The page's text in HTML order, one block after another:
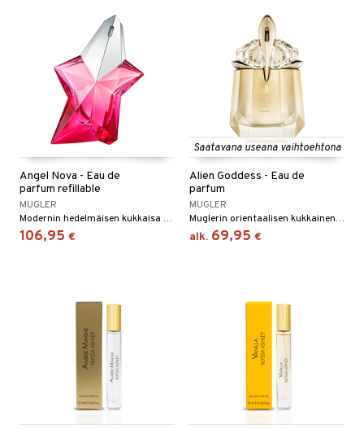
Angel Nova - Eau de
parfum refillable
MUGLER
Modernin hedelmäisen kukkaisa eau de parfum - Mugler
106,95 €
Saatavana useana vaihtoehtona
Alien Goddess - Eau de
parfum
MUGLER
Muglerin orientaalisen kukkainen eau de parfum
alk. 69,95 €